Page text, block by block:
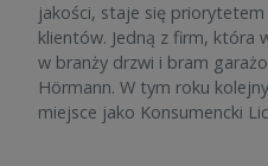
jakości, staje się
klientów. Jedną z firm, która
w branży drzwi i bram
Hörmann. W tym roku
miejsce jako Konsumencki